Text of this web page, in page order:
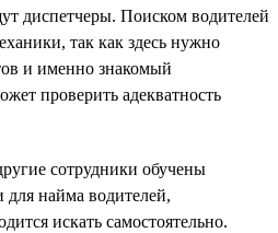
диспетчеры. Поиском водителей
так как здесь нужно
и именно знакомый
проверить адекватность
сотрудники обучены
найма водителей,
искать самостоятельно.